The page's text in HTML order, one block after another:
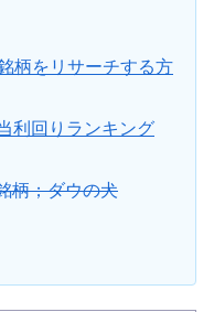
柄をリサーチする方
利回りランキング
柄；ダウの犬